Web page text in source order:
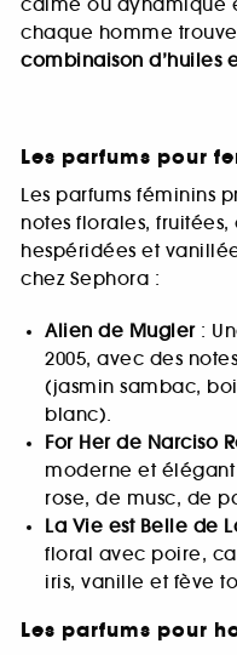
calme ou dynamique
chaque homme
combinaison d’huiles
Les parfums pour
Les parfums féminins
notes florales,
hespéridées et
chez Sephora :
Alien de Mugler:
2005, avec des
(jasmin sambac,
blanc).
For Her de Narciso
moderne et
rose, de musc, de
La Vie est Belle de
floral avec poire,
iris, vanille et fève
Les parfums pour